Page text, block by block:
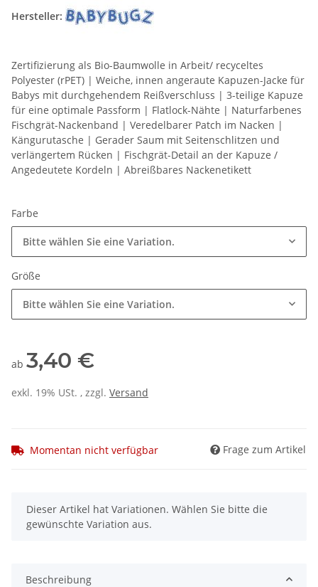
Hersteller:
Zertifizierung als Bio-Baumwolle in Arbeit/ recyceltes
Polyester (rPET) | Weiche, innen angeraute Kapuzen-Jacke für
Babys mit durchgehendem Reißverschluss | 3-teilige Kapuze
für eine optimale Passform | Flatlock-Nähte | Naturfarbenes
Fischgrät-Nackenband | Veredelbarer Patch im Nacken |
Kängurutasche | Gerader Saum mit Seitenschlitzen und
verlängertem Rücken | Fischgrät-Detail an der Kapuze /
Angedeutete Kordeln | Abreißbares Nackenetikett
Farbe
Bitte wählen Sie eine Variation.
Größe
Bitte wählen Sie eine Variation.
ab 3,40 €
exkl. 19% USt. , zzgl. Versand
Momentan nicht verfügbar Frage zum Artikel
x
Dieser Artikel hat Variationen. Wählen Sie bitte die
gewünschte Variation aus.
Beschreibung